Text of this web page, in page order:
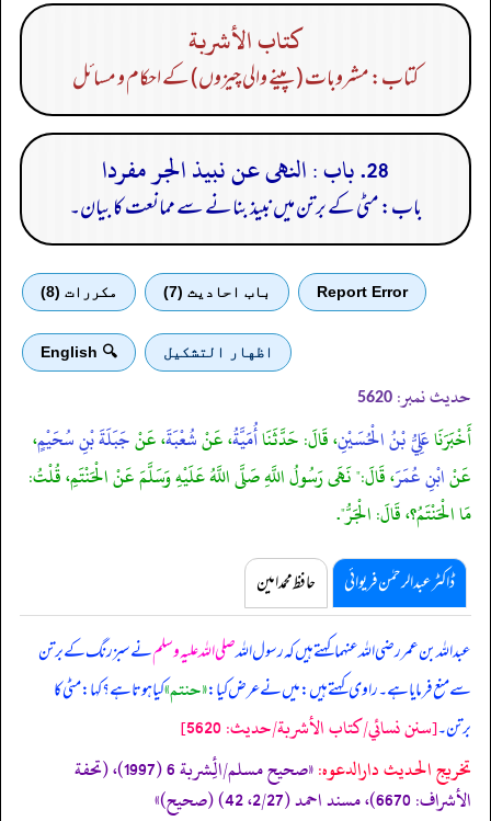
كتاب الأشربة
کتاب: مشروبات (پینے والی چیزوں) کے احکام و مسائل
28. باب : النهى عن نبيذ الجر مفردا
باب: مٹی کے برتن میں نبیذ بنانے سے ممانعت کا بیان۔
Report Error باب احادیث (7) مكررات (8)
اظهار التشكيل 🔍 English
حدیث نمبر: 5620
أَخْبَرَنَاعَلِيُّ بْنُ الْحُسَيْنِ، قَالَ: حَدَّثَنَاأُمَيَّةُ، عَنْشُعْبَةَ، عَنْجَبَلَةَ بْنِ سُحَيْمٍ،
عَنْابْنِ عُمَرَ، قَالَ:" نَهَى رَسُولُ اللَّهِ صَلَّى اللَّهُ عَلَيْهِ وَسَلَّمَ عَنْ الْحَنْتَمِ، قُلْتُ:
مَا الْحَنْتَمُ؟، قَالَ: الْجَرُّ".
ڈاکٹر عبدالرحمٰن فریوائی حافظ محمد امین
عبداللہ بن عمر رضی اللہ عنہما کہتے ہیں کہرسول اللہصلی اللہ علیہ وسلمنے سبز رنگ کے برتن
سے منع فرمایا ہے۔ راوی کہتے ہیں: میں نے عرض کیا:«حنتم»کیا ہوتا ہے؟ کہا: مٹی کا
برتن۔[سنن نسائي/كتاب الأشربة/حدیث: 5620]
تخریج الحدیث دارالدعوہ:
«صحیح مسلم/الِٔشربة 6 (1997)، (تحفة
الأشراف: 6670)، مسند احمد (2/27، 42) (صحیح)»